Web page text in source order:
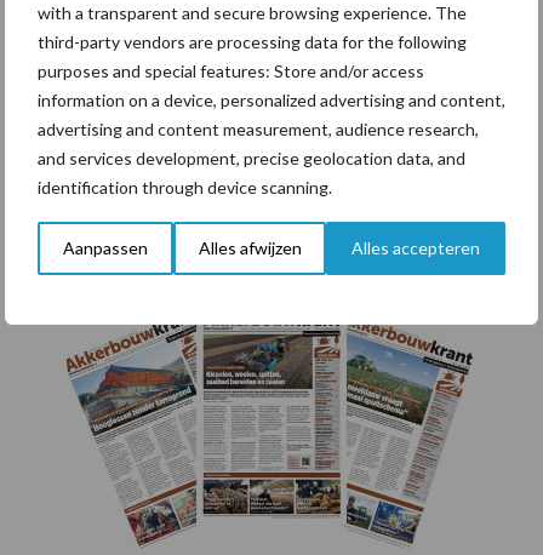
with a transparent and secure browsing experience. The
third-party vendors are processing data for the following
purposes and special features: Store and/or access
information on a device, personalized advertising and content,
advertising and content measurement, audience research,
and services development, precise geolocation data, and
identification through device scanning.
Aanpassen Alles afwijzen Alles accepteren
uitlaten.”Ook voor andere wijze van bodemverbetering, zoals
Bokashi, gelooft Laarman wel in gunstige effecten. “Maar dan
hebben we het wel over een heel ander kostenplaatje. Ik heb
bermmaaisel én mest, dus deze oplossing past mij als een oude
jas.”
Dit is een artikel uit de Akkerbouwkrant. Wil je deze thuis
ontvangen? Klik hier.